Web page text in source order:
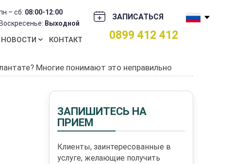
– сб: 08:00-12:00
Воскресенье: Выходной
ЗАПИСАТЬСЯ
НОВОСТИ КОНТАКТ 0899 412 412
Многие понимают это неправильно
ЗАПИШИТЕСЬ НА
ПРИЕМ
Клиенты, заинтересованные в
услуге, желающие получить